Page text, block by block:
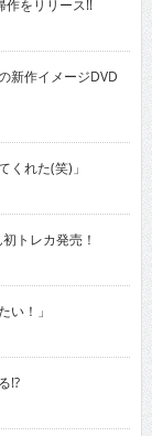
作をリリース!!
新作イメージDVD
れた(笑)」
トレカ発売！
！」
!?